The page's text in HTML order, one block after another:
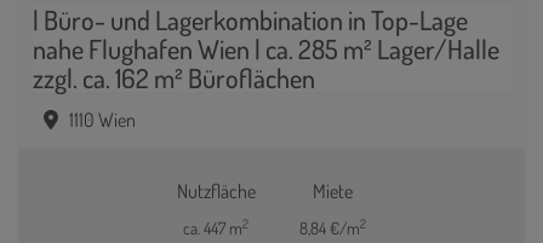
| Büro- und Lagerkombination in Top-Lage
nahe Flughafen Wien | ca. 285 m² Lager/Halle
zzgl. ca. 162 m² Büroflächen
1110 Wien
Nutzfläche
ca. 447 m2
Miete
8,84 €/m2